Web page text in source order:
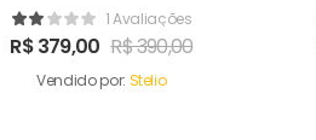
1 Avaliações
R$379,00 R$390,00
Vendido por: Stelio